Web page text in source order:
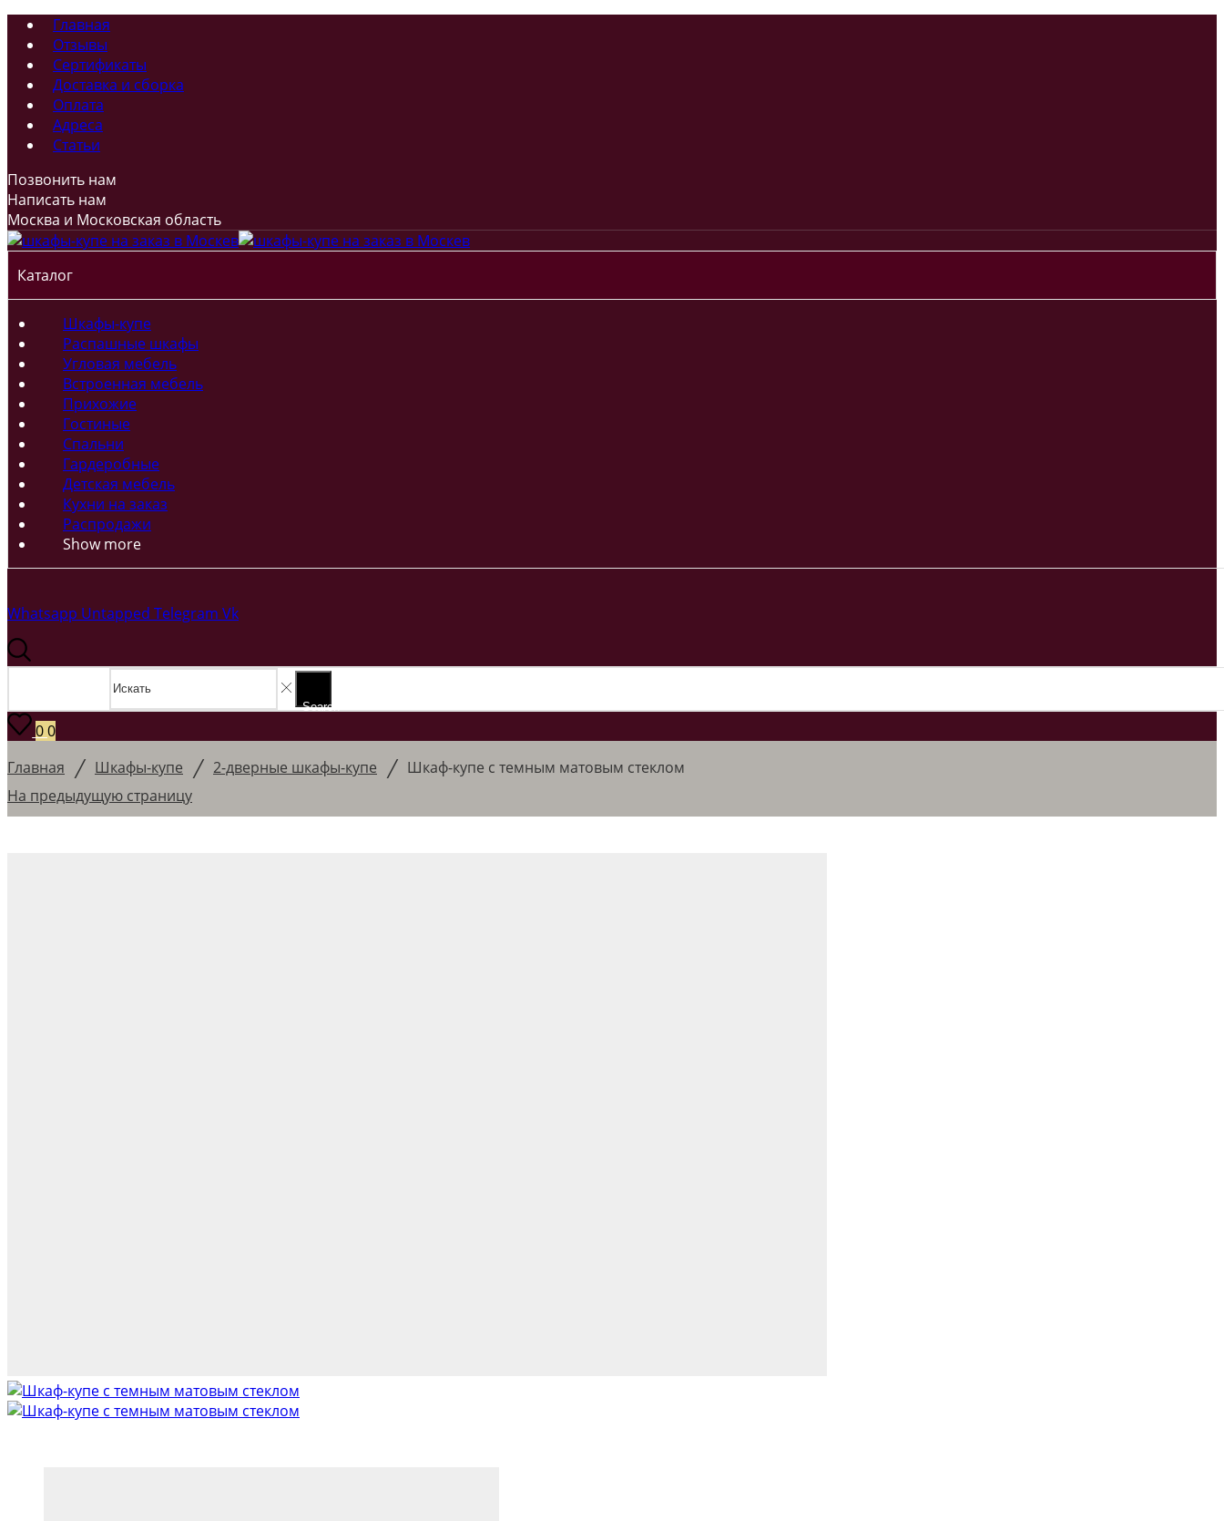
Главная
Отзывы
Сертификаты
Доставка и сборка
Оплата
Адреса
Статьи
Позвонить нам
Написать нам
Москва и Московская область
Каталог
Шкафы-купе
Распашные шкафы
Угловая мебель
Встроенная мебель
Прихожие
Гостиные
Спальни
Гардеробные
Детская мебель
Кухни на заказ
Распродажи
Show more
Whatsapp Untapped Telegram Vk
Search
00
Главная / Шкафы-купе / 2-дверные шкафы-купе / Шкаф-купе с темным матовым стеклом
На предыдущую страницу